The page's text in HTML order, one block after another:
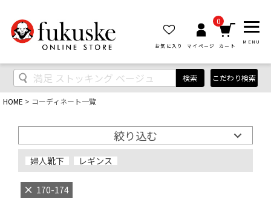
お気に入り マイページ
0
カート
MENU
検索 こだわり検索
HOME コーディネート一覧
絞り込む
婦人靴下 レギンス
170-174